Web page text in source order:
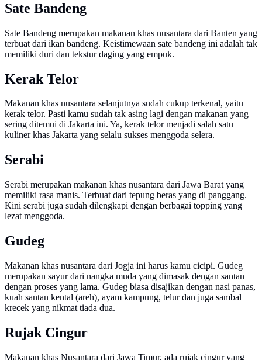
Sate Bandeng
Sate Bandeng merupakan makanan khas nusantara dari Banten yang
terbuat dari ikan bandeng. Keistimewaan sate bandeng ini adalah tak
memiliki duri dan tekstur daging yang empuk.
Kerak Telor
Makanan khas nusantara selanjutnya sudah cukup terkenal, yaitu
kerak telor. Pasti kamu sudah tak asing lagi dengan makanan yang
sering ditemui di Jakarta ini. Ya, kerak telor menjadi salah satu
kuliner khas Jakarta yang selalu sukses menggoda selera.
Serabi
Serabi merupakan makanan khas nusantara dari Jawa Barat yang
memiliki rasa manis. Terbuat dari tepung beras yang di panggang.
Kini serabi juga sudah dilengkapi dengan berbagai topping yang
lezat menggoda.
Gudeg
Makanan khas nusantara dari Jogja ini harus kamu cicipi. Gudeg
merupakan sayur dari nangka muda yang dimasak dengan santan
dengan proses yang lama. Gudeg biasa disajikan dengan nasi panas,
kuah santan kental (areh), ayam kampung, telur dan juga sambal
krecek yang nikmat tiada dua.
Rujak Cingur
Makanan khas Nusantara dari Jawa Timur, ada rujak cingur yang